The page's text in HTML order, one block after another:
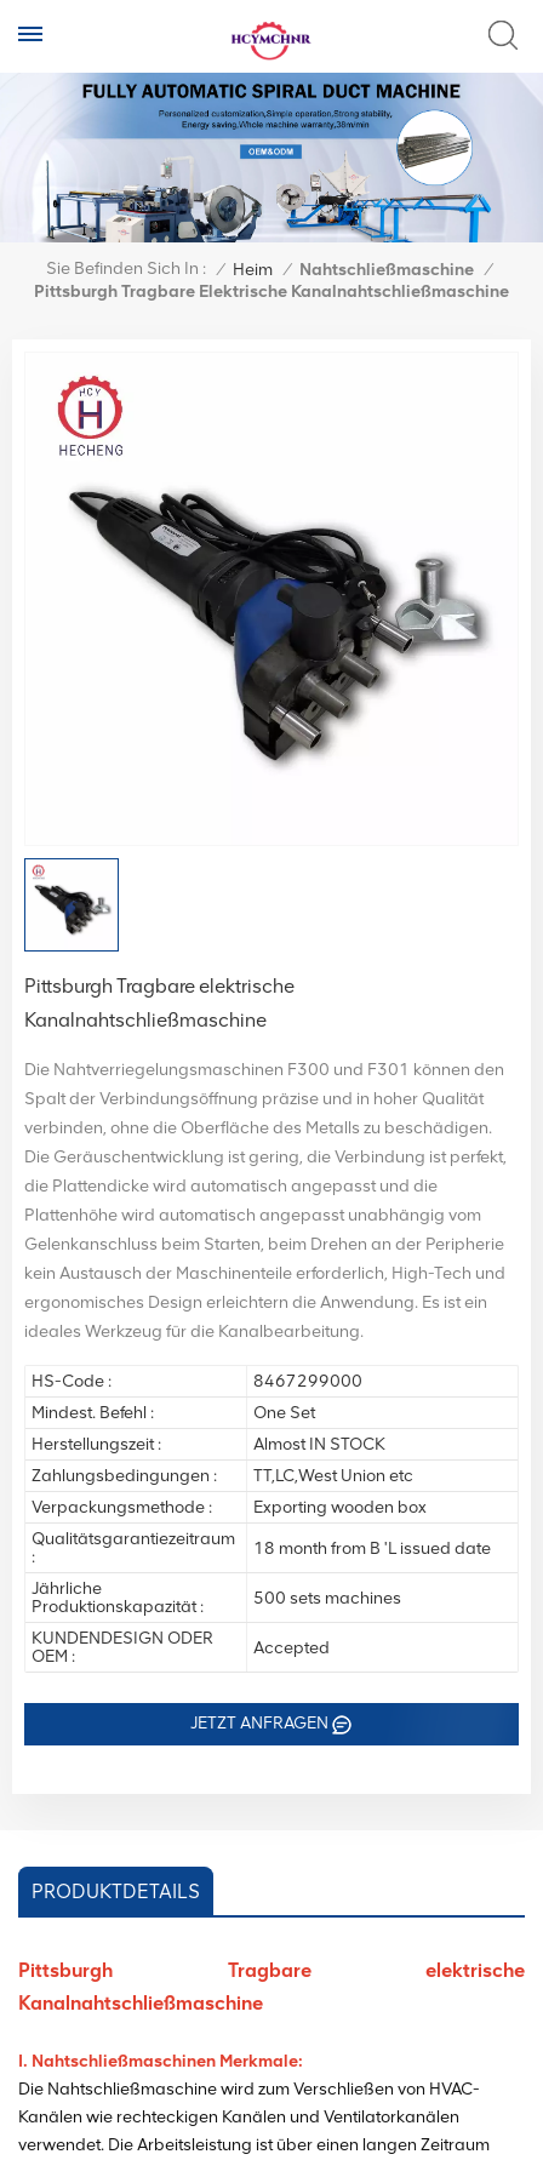
Sie Befinden Sich In : / Heim / Nahtschließmaschine /
Pittsburgh Tragbare Elektrische Kanalnahtschließmaschine
Pittsburgh Tragbare elektrische
Kanalnahtschließmaschine
Die Nahtverriegelungsmaschinen F300 und F301 können den
Spalt der Verbindungsöffnung präzise und in hoher Qualität
verbinden, ohne die Oberfläche des Metalls zu beschädigen.
Die Geräuschentwicklung ist gering, die Verbindung ist perfekt,
die Plattendicke wird automatisch angepasst und die
Plattenhöhe wird automatisch angepasst unabhängig vom
Gelenkanschluss beim Starten, beim Drehen an der Peripherie
kein Austausch der Maschinenteile erforderlich, High-Tech und
ergonomisches Design erleichtern die Anwendung. Es ist ein
ideales Werkzeug für die Kanalbearbeitung.
HS-Code :
8467299000
Mindest. Befehl :
One Set
Herstellungszeit :
Almost IN STOCK
Zahlungsbedingungen :
TT,LC,West Union etc
Verpackungsmethode :
Exporting wooden box
Qualitätsgarantiezeitraum
:
18 month from B 'L issued date
Jährliche
Produktionskapazität :
500 sets machines
KUNDENDESIGN ODER
OEM :
Accepted
JETZT ANFRAGEN
PRODUKTDETAILS
Pittsburgh Tragbare elektrische
Kanalnahtschließmaschine
I. Nahtschließmaschinen Merkmale:
Die Nahtschließmaschine wird zum Verschließen von HVAC-
Kanälen wie rechteckigen Kanälen und Ventilatorkanälen
verwendet. Die Arbeitsleistung ist über einen langen Zeitraum